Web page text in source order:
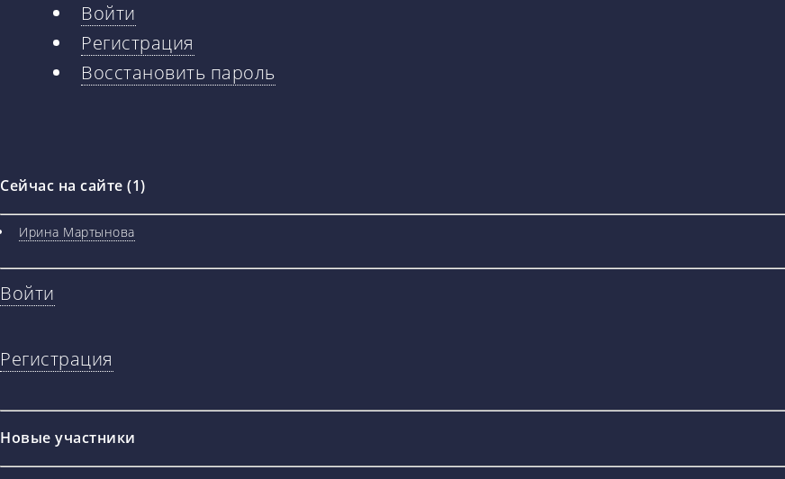
Главные
вкладки
Войти
Регистрация
Восстановить пароль
Сейчас на сайте (1)
Ирина Мартынова
Войти
Регистрация
Новые участники